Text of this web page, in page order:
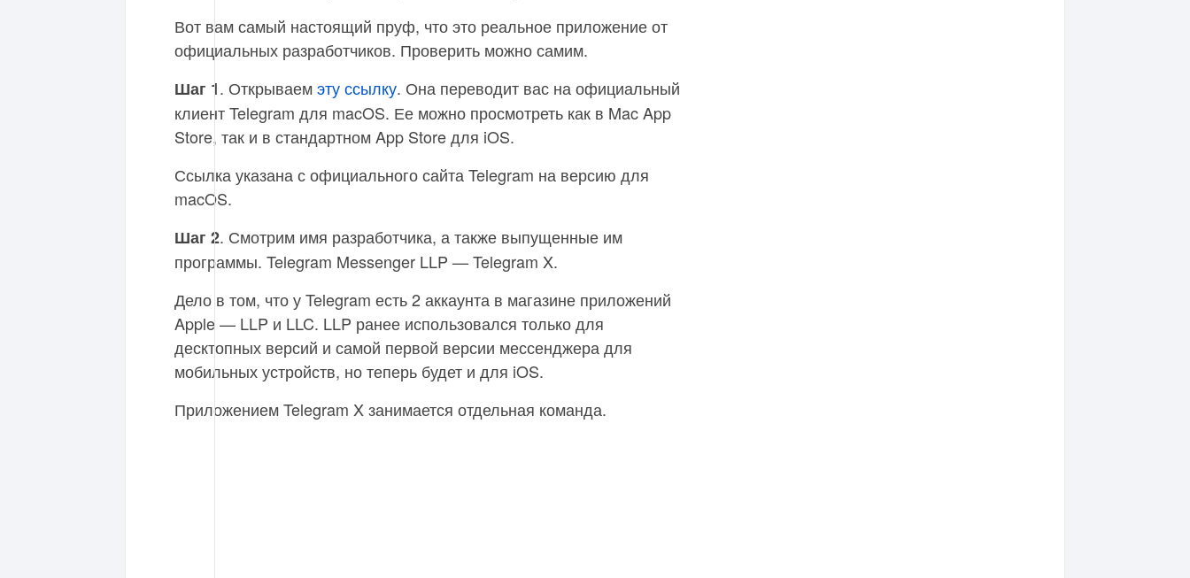
Вот вам самый настоящий пруф, что это реальное приложение от
официальных разработчиков. Проверить можно самим.
Шаг 1. Открываемэту ссылку. Она переводит вас на официальный
клиент Telegram для macOS. Ее можно просмотреть как в Mac App
Store, так и в стандартном App Store для iOS.
Ссылка указана с официального сайта Telegram на версию для
macOS.
Шаг 2. Смотрим имя разработчика, а также выпущенные им
программы. Telegram Messenger LLP — Telegram X.
Дело в том, что у Telegram есть 2 аккаунта в магазине приложений
Apple — LLP и LLC. LLP ранее использовался только для
десктопных версий и самой первой версии мессенджера для
мобильных устройств, но теперь будет и для iOS.
Приложением Telegram X занимается отдельная команда.